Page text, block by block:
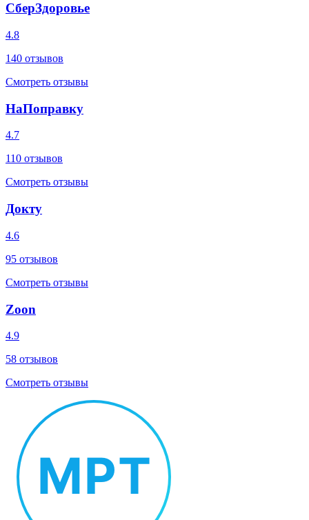
СберЗдоровье
4.8
140 отзывов
Смотреть отзывы
НаПоправку
4.7
110 отзывов
Смотреть отзывы
Докту
4.6
95 отзывов
Смотреть отзывы
Zoon
4.9
58 отзывов
Смотреть отзывы